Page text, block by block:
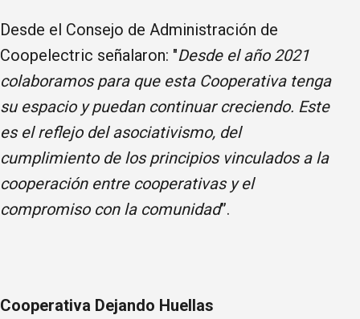
Desde el Consejo de Administración de
Coopelectric señalaron: "Desde el año 2021
colaboramos para que esta Cooperativa tenga
su espacio y puedan continuar creciendo. Este
es el reflejo del asociativismo, del
cumplimiento de los principios vinculados a la
cooperación entre cooperativas y el
compromiso con la comunidad”.
Cooperativa Dejando Huellas